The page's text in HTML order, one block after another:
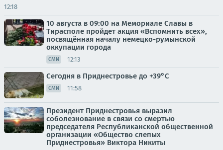
12:18
10 августа в 09:00 на Мемориале Славы в
Тирасполе пройдет акция «Вспомнить всех»,
посвящённая началу немецко-румынской
оккупации города
СМИ 12:13
Сегодня в Приднестровье до +39°С
СМИ 11:58
Президент Приднестровья выразил
соболезнование в связи со смертью
председателя Республиканской общественной
организации «Общество слепых
Приднестровья» Виктора Никиты